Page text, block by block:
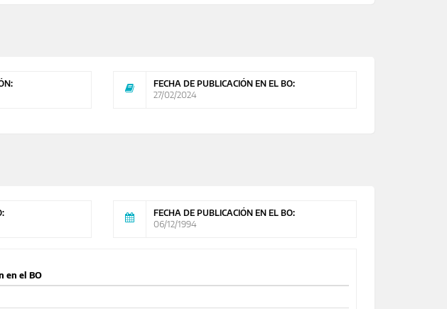
FECHA DE PUBLICACIÓN EN EL BO:
27/02/2024
FECHA DE PUBLICACIÓN EN EL BO:
06/12/1994
en el BO